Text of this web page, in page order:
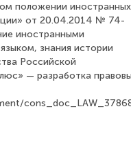
положении иностранных
от 20.04.2014 № 74-
иностранными
знания истории
Российской
— разработка